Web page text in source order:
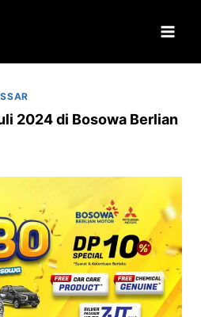
2024 di Bosowa Berlian